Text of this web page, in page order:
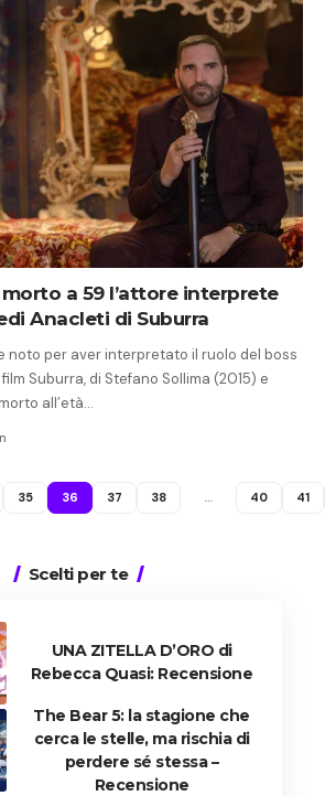
a 59 l’attore interprete
Anacleti di Suburra
noto per aver interpretato il ruolo del boss
Suburra, di Stefano Sollima (2015) e
all’età…
35 36 37 38 … 40 41
Scelti per te
UNA ZITELLA D’ORO di
Rebecca Quasi: Recensione
The Bear 5: la stagione che
cerca le stelle, ma rischia di
perdere sé stessa –
Recensione